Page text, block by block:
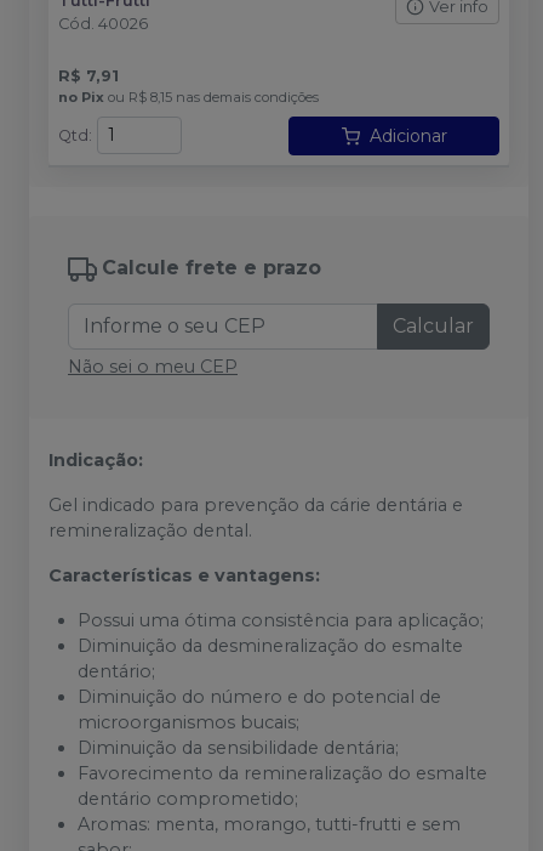
Cód. 40026
Ver info
R$ 7,91
no Pix ou R$ 8,15 nas demais condições
Qtd : Adicionar
Calcule frete e prazo
Calcular
Não sei o meu CEP
Indicação:
Gel indicado para prevenção da cárie dentária e
remineralização dental.
Características e vantagens:
Possui uma ótima consistência para aplicação;
Diminuição da desmineralização do esmalte
dentário;
Diminuição do número e do potencial de
microorganismos bucais;
Diminuição da sensibilidade dentária;
Favorecimento da remineralização do esmalte
dentário comprometido;
Aromas: menta, morango, tutti-frutti e sem